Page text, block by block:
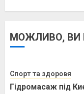
МОЖЛИВО, ВИ
Спорт та здоровя
Гідромасаж під